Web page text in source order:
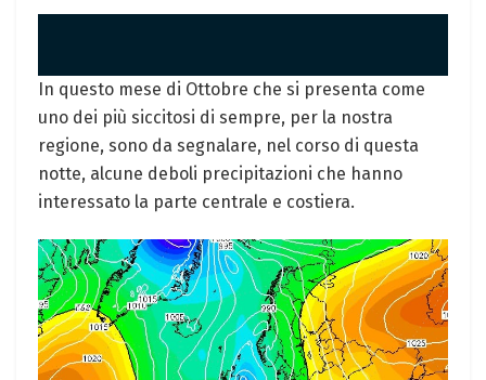
In questo mese di Ottobre che si presenta come
uno dei più siccitosi di sempre, per la nostra
regione, sono da segnalare, nel corso di questa
notte, alcune deboli precipitazioni che hanno
interessato la parte centrale e costiera.